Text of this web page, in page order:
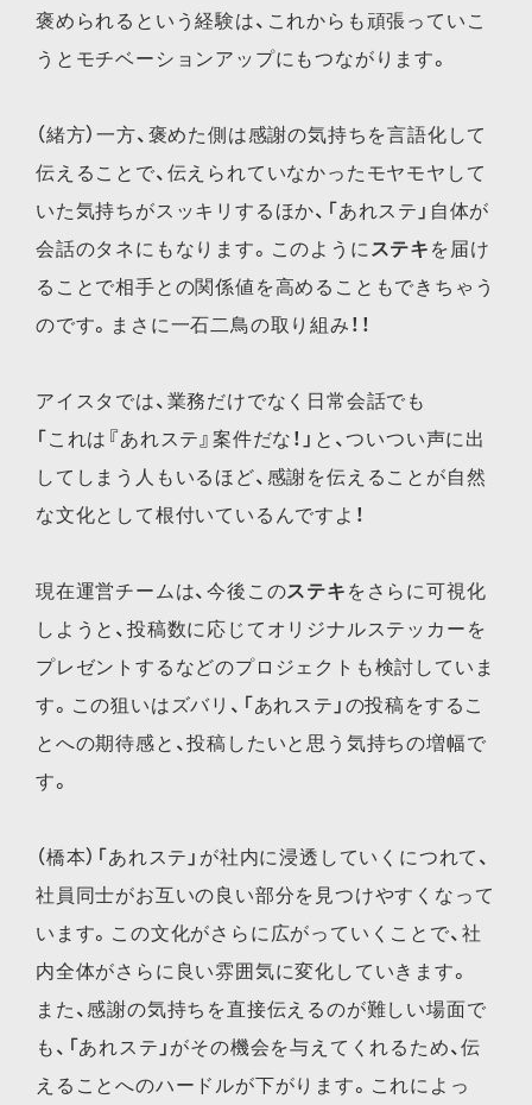
褒められるという経験は、これからも頑張っていこ
うとモチベーションアップにもつながります。
（緒方）一方、褒めた側は感謝の気持ちを言語化して
伝えることで、伝えられていなかったモヤモヤして
いた気持ちがスッキリするほか、「あれステ」自体が
会話のタネにもなります。このように ステキ を届け
ることで相手との関係値を高めることもできちゃう
のです。まさに一石二鳥の取り組み！！
アイスタでは、業務だけでなく日常会話でも
「これは『あれステ』案件だな！」と、ついつい声に出
してしまう人もいるほど、感謝を伝えることが自然
な文化として根付いているんですよ！
現在運営チームは、今後このステキ をさらに可視化
しようと、投稿数に応じてオリジナルステッカーを
プレゼントするなどのプロジェクトも検討していま
す。この狙いはズバリ、「あれステ」の投稿をするこ
とへの期待感と、投稿したいと思う気持ちの増幅で
す。
（橋本）「あれステ」が社内に浸透していくにつれて、
社員同士がお互いの良い部分を見つけやすくなって
います。この文化がさらに広がっていくことで、社
内全体がさらに良い雰囲気に変化していきます。
また、感謝の気持ちを直接伝えるのが難しい場面で
も、「あれステ」がその機会を与えてくれるため、伝
えることへのハードルが下がります。これによっ